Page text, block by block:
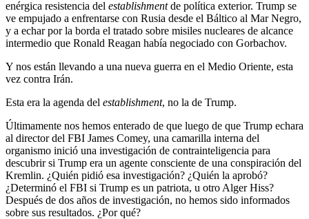
enérgica resistencia del establishmentde política exterior. Trump se
ve empujado a enfrentarse con Rusia desde el Báltico al Mar Negro,
y a echar por la borda el tratado sobre misiles nucleares de alcance
intermedio que Ronald Reagan había negociado con Gorbachov.
Y nos están llevando a una nueva guerra en el Medio Oriente, esta
vez contra Irán.
Esta era la agenda del establishment, no la de Trump.
Últimamente nos hemos enterado de que luego de que Trump echara
al director del FBI James Comey, una camarilla interna del
organismo inició una investigación de contrainteligencia para
descubrir si Trump era un agente consciente de una conspiración del
Kremlin. ¿Quién pidió esa investigación? ¿Quién la aprobó?
¿Determinó el FBI si Trump es un patriota, u otro Alger Hiss?
Después de dos años de investigación, no hemos sido informados
sobre sus resultados. ¿Por qué?